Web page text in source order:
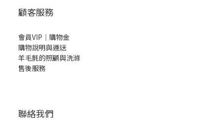
顧客服務
會員VIP｜購物金
購物說明與運送
羊毛氈的照顧與洗滌
售後服務
聯絡我們